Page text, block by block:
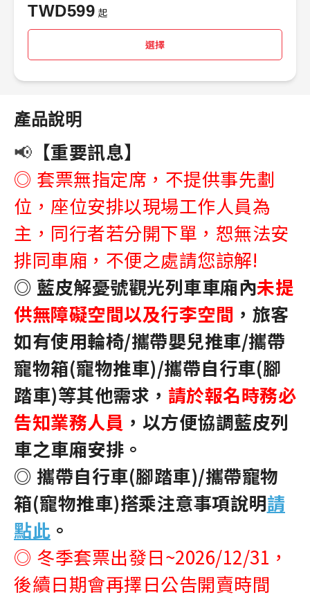
TWD599 起
選擇
產品說明
📢 【重要訊息】
◎ 套票無指定席，不提供事先劃
位，座位安排以現場工作人員為
主，同行者若分開下單，恕無法安
排同車廂，不便之處請您諒解!
◎ 藍皮解憂號觀光列車車廂內未提
供無障礙空間以及行李空間 ，旅客
如有使用輪椅/攜帶嬰兒推車/攜帶
寵物箱(寵物推車)/攜帶自行車(腳
踏車)等其他需求， 請於報名時務必
告知業務人員 ，以方便協調藍皮列
車之車廂安排。
◎ 攜帶自行車(腳踏車)/攜帶寵物
箱(寵物推車)搭乘注意事項說明請
點此 。
◎ 冬季套票出發日~2026/12/31，
後續日期會再擇日公告開賣時間